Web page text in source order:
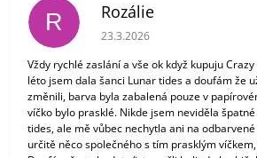
R Rozálie
Hodnocení obchodu je 3 z 5
23.3.2026
Vždy rychlé zaslání a vše ok když kupuju
léto jsem dala šanci Lunar tides a doufám že
změnili, barva byla zabalená pouze v
víčko bylo prasklé. Nikde jsem neviděla
tides, ale mě vůbec nechytla ani na
určitě něco společného s tím prasklým